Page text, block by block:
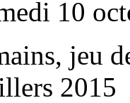
10
jeu
2015